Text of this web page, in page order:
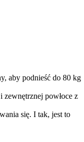
aby podnieść do 80 kg
powłoce z
się. I tak, jest to